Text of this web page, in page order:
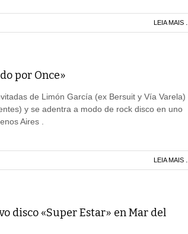
LEIA MAIS ...
por Once»
de Limón García (ex Bersuit y Vía Varela)
y se adentra a modo de rock disco en uno
Aires .
LEIA MAIS ...
disco «Super Estar» en Mar del